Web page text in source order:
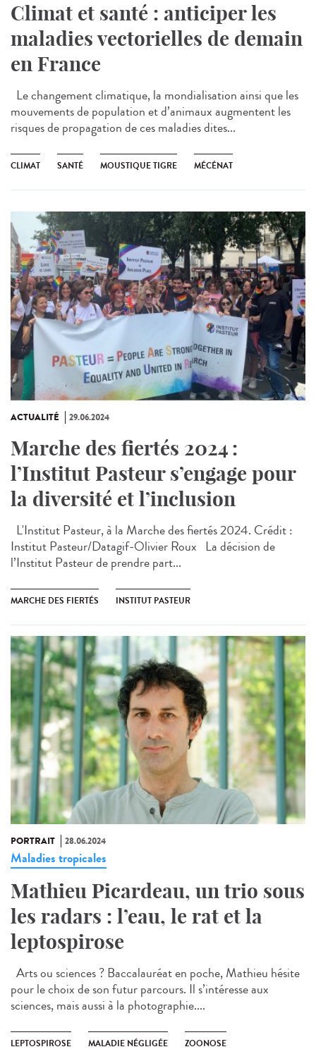
Climat et santé : anticiper les
maladies vectorielles de demain
en France
Le changement climatique, la mondialisation ainsi que les
mouvements de population et d’animaux augmentent les
risques de propagation de ces maladies dites...
CLIMAT SANTÉ MOUSTIQUE TIGRE MÉCÉNAT
ACTUALITÉ 29.06.2024
Marche des fiertés 2024 :
l’Institut Pasteur s’engage pour
la diversité et l’inclusion
L'Institut Pasteur, à la Marche des fiertés 2024. Crédit :
Institut Pasteur/Datagif-Olivier Roux La décision de
l’Institut Pasteur de prendre part...
MARCHE DES FIERTÉS INSTITUT PASTEUR
PORTRAIT 28.06.2024
Maladies tropicales
Mathieu Picardeau, un trio sous
les radars : l’eau, le rat et la
leptospirose
Arts ou sciences ? Baccalauréat en poche, Mathieu hésite
pour le choix de son futur parcours. Il s’intéresse aux
sciences, mais aussi à la photographie....
LEPTOSPIROSE MALADIE NÉGLIGÉE ZOONOSE